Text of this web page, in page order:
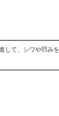
して、シワや凹み